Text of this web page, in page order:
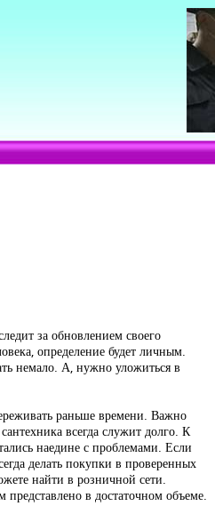
за обновлением своего
определение будет личным.
немало. А, нужно уложиться в
раньше времени. Важно
всегда служит долго. К
наедине с проблемами. Если
делать покупки в проверенных
найти в розничной сети.
в достаточном объеме.